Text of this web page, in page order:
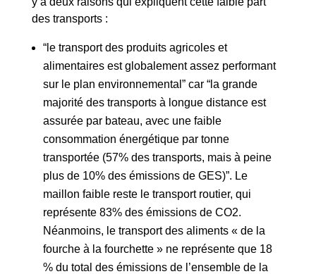
des transports :
“le transport des produits agricoles et
alimentaires est globalement assez performant
sur le plan environnemental” car “la grande
majorité des transports à longue distance est
assurée par bateau, avec une faible
consommation énergétique par tonne
transportée (57% des transports, mais à peine
plus de 10% des émissions de GES)”. Le
maillon faible reste le transport routier, qui
représente 83% des émissions de CO2.
Néanmoins, le transport des aliments « de la
fourche à la fourchette » ne représente que 18
% du total des émissions de l’ensemble de la